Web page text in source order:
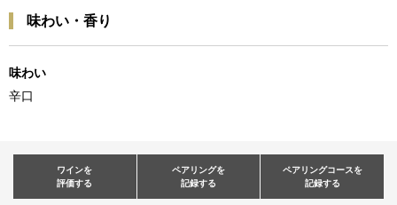
味わい・香り
味わい
辛口
ワインを
評価する
ペアリングを
記録する
ペアリングコースを
記録する